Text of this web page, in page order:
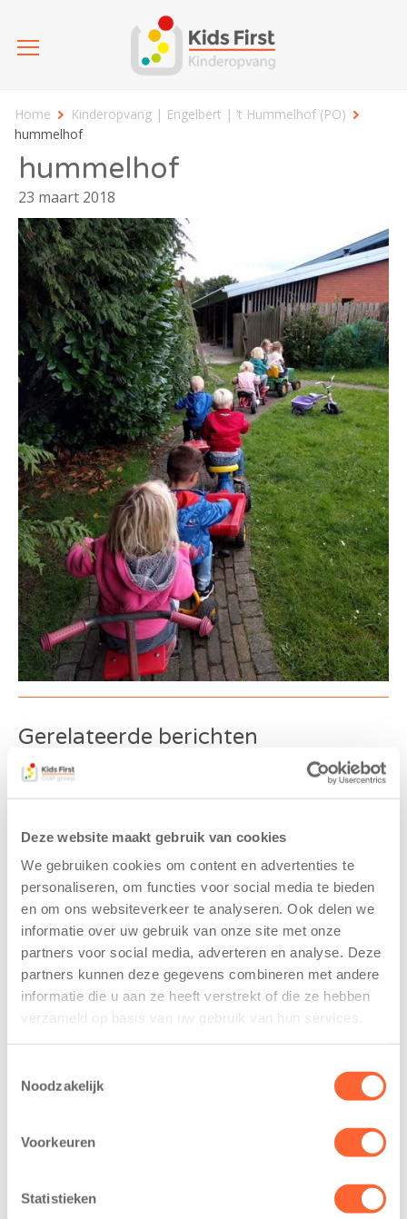
Deze website maakt gebruik van cookies
We gebruiken cookies om content en advertenties te
personaliseren, om functies voor social media te bieden
en om ons websiteverkeer te analyseren. Ook delen we
informatie over uw gebruik van onze site met onze
partners voor social media, adverteren en analyse. Deze
partners kunnen deze gegevens combineren met andere
informatie die u aan ze heeft verstrekt of die ze hebben
verzameld op basis van uw gebruik van hun services.
Noodzakelijk
Voorkeuren
Statistieken
Home
Kinderopvang | Engelbert | ’t Hummelhof (PO)
hummelhof
hummelhof
23 maart 2018
Gerelateerde berichten
Kinderen BSO
De
Westerburcht
trainen alvast
Mini 4 Mijl
7 augustus 2026
2026 – Kinderen
Eelde trainden
Kids First
tekent
koopcontract
voor nieuw
wijk Wiarda in